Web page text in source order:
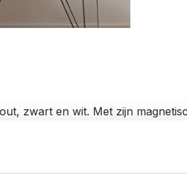
zwart en wit. Met zijn
door een frame te kiezen
fotoblad plaatst u
en aanpasbare